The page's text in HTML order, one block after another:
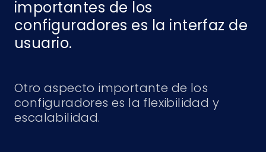
importantes de los
configuradores es la interfaz de
usuario.
Otro aspecto importante de los
configuradores es la flexibilidad y
escalabilidad.